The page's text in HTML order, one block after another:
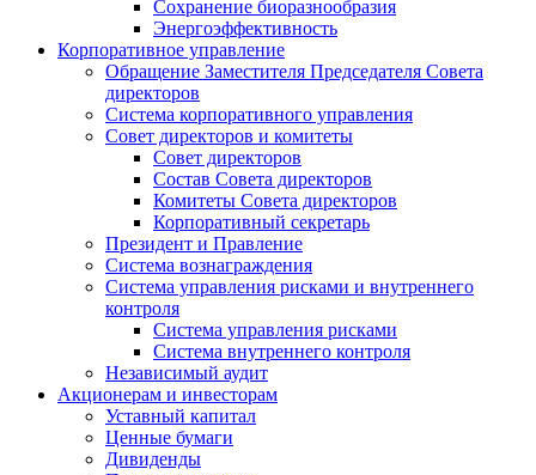
Сохранение биоразнообразия
Энергоэффективность
Корпоративное управление
Обращение Заместителя Председателя Совета
директоров
Система корпоративного управления
Совет директоров и комитеты
Совет директоров
Состав Совета директоров
Комитеты Совета директоров
Корпоративный секретарь
Президент и Правление
Система вознаграждения
Система управления рисками и внутреннего
контроля
Система управления рисками
Система внутреннего контроля
Независимый аудит
Акционерам и инвесторам
Уставный капитал
Ценные бумаги
Дивиденды